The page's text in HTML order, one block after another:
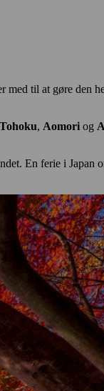
med til at gøre den
Tohoku, Aomori og
En ferie i Japan